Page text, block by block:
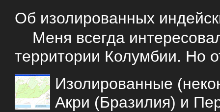
Об изолированных
Меня всегда
территории Колумбии. Но
Изолированные
Акри (Бразилия) и